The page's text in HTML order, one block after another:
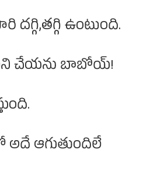
దగ్గి,తగ్గి ఉంటుంది.
చేయను బాబోయ్!
అదే ఆగుతుందిలే